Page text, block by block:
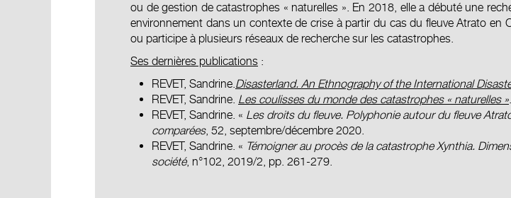
ou de gestion de catastrophes « naturelles ». En 2018, elle a débuté une
environnement dans un contexte de crise à partir du cas du fleuve Atrato en
ou participe à plusieurs réseaux de recherche sur les catastrophes.
Ses dernières publications :
REVET, Sandrine.Disasterland. An Ethnography of the International
REVET, Sandrine. Les coulisses du monde des catastrophes « naturelles »
REVET, Sandrine. « Les droits du fleuve. Polyphonie autour du fleuve
comparées, 52, septembre/décembre 2020.
REVET, Sandrine. « Témoigner au procès de la catastrophe Xynthia.
société, n°102, 2019/2, pp. 261-279.